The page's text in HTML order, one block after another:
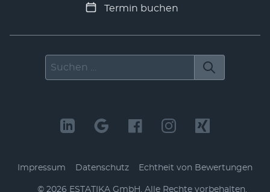
Termin buchen
LinkedIn FacebookInstagramXing
Impressum Datenschutz Echtheit von Bewertungen
© 2026 ESTATIKA GmbH. Alle Rechte vorbehalten.